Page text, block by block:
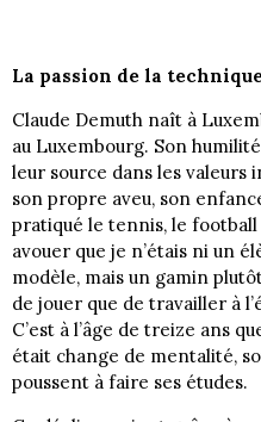
La passion de la
Claude Demuth naît à
au Luxembourg. Son
leur source dans les valeurs
son propre aveu, son
pratiqué le tennis, le
avouer que je n’étais ni un
modèle, mais un gamin
de jouer que de travailler à
C’est à l’âge de treize ans
était change de mentalité,
poussent à faire ses études.